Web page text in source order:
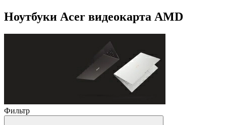
Ноутбуки Acer видеокарта AMD
Фильтр